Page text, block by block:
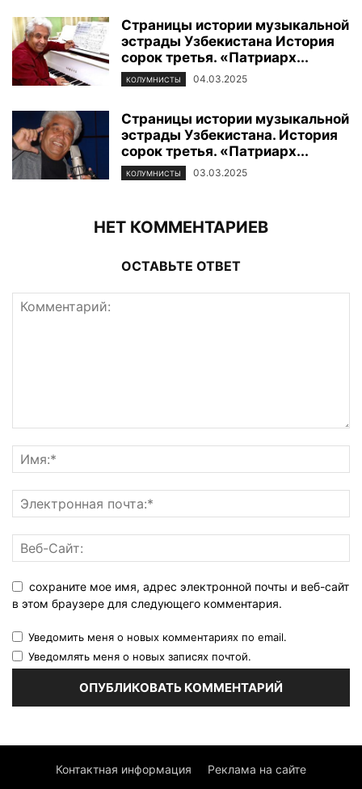
Страницы истории музыкальной
эстрады Узбекистана История
сорок третья. «Патриарх...
КОЛУМНИСТЫ 04.03.2025
Страницы истории музыкальной
эстрады Узбекистана. История
сорок третья. «Патриарх...
КОЛУМНИСТЫ 03.03.2025
НЕТ КОММЕНТАРИЕВ
ОСТАВЬТЕ ОТВЕТ
сохраните мое имя, адрес электронной почты и веб-сайт
в этом браузере для следующего комментария.
Уведомить меня о новых комментариях по email.
Уведомлять меня о новых записях почтой.
Контактная информация Реклама на сайте